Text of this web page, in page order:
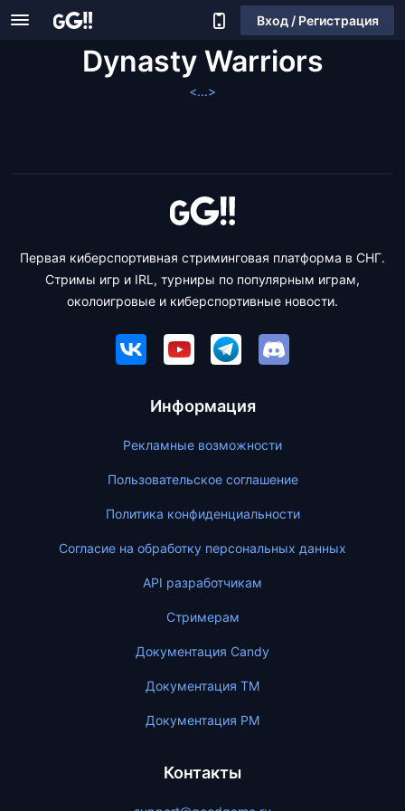
Вход / Регистрация
Dynasty Warriors
<...>
Первая киберспортивная стриминговая платформа в СНГ.
Стримы игр и IRL, турниры по популярным играм,
околоигровые и киберспортивные новости.
Информация
Рекламные возможности
Пользовательское соглашение
Политика конфиденциальности
Согласие на обработку персональных данных
API разработчикам
Стримерам
Документация Candy
Документация ТМ
Документация PM
Контакты